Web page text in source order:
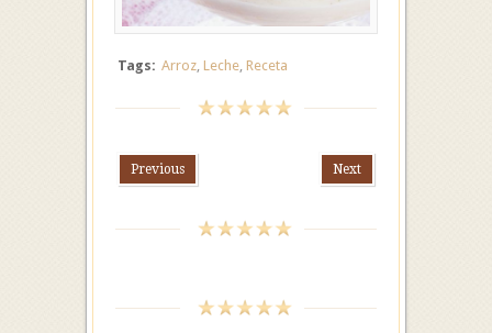
Tags: Arroz, Leche, Receta
Previous Next